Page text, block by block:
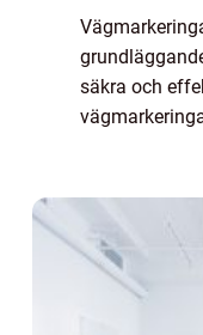
säkra och